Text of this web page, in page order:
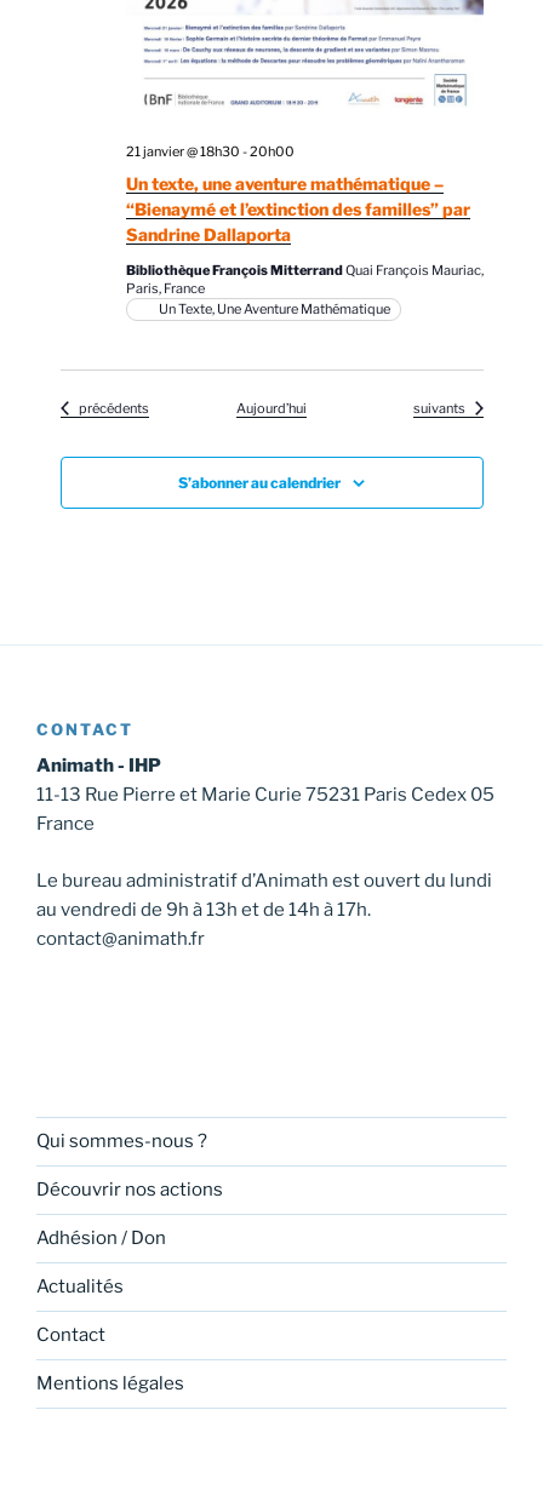
Un texte, une aventure mathématique –
“Bienaymé et l’extinction des familles” par
Sandrine Dallaporta
21 janvier @ 18h30 -20h00
Bibliothèque François MitterrandQuai François Mauriac,
Paris, France
Un Texte, Une Aventure Mathématique
Évènements
précédents Aujourd’hui Évènements
suivants
S’abonner au calendrier
CONTACT
Animath - IHP
11-13 Rue Pierre et Marie Curie 75231 Paris Cedex 05
France
Le bureau administratif d’Animath est ouvert du lundi
au vendredi de 9h à 13h et de 14h à 17h.
contact@animath.fr
Qui sommes-nous ?
Découvrir nos actions
Adhésion / Don
Actualités
Contact
Mentions légales